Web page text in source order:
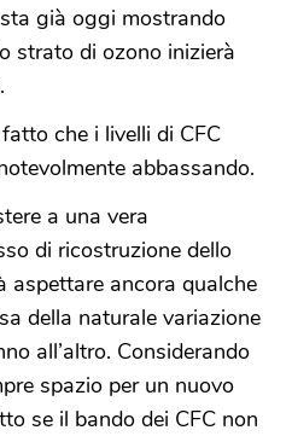
già oggi mostrando
strato di ozono inizierà
che i livelli di CFC
abbassando.
a una vera
di ricostruzione dello
aspettare ancora qualche
della naturale variazione
all’altro. Considerando
spazio per un nuovo
se il bando dei CFC non